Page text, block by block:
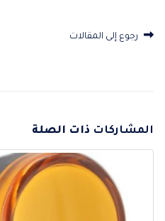
رجوع إلى المقالات
المشاركات ذات الصلة